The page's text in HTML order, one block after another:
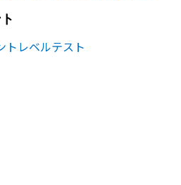
トレベルテスト